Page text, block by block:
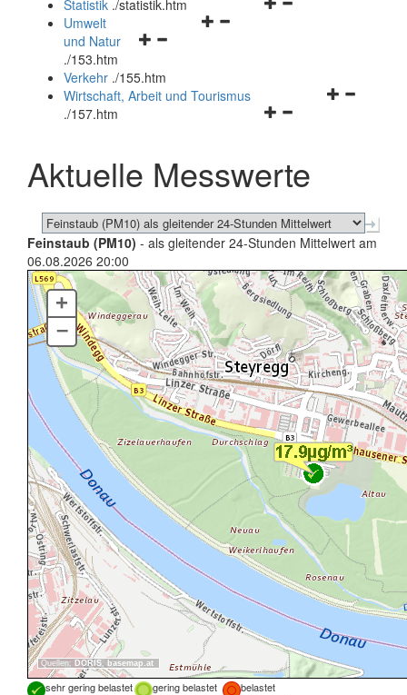
Navigationsmenü
Statistik ./statistik.htm
Navigationsmenü
und
schließen
Umwelt
und Natur
./153.htm
Verkehr ./155.htm
Navigationsmenü
schließen
Wirtschaft, Arbeit und Tourismus
./157.htm
Aktuelle Messwerte
Feinstaub (PM10) - als gleitender 24-Stunden Mittelwert am
06.08.2026 20:00
Quellen: DORIS, basemap.at
+
–
sehr gering belastet gering belastet
belastet